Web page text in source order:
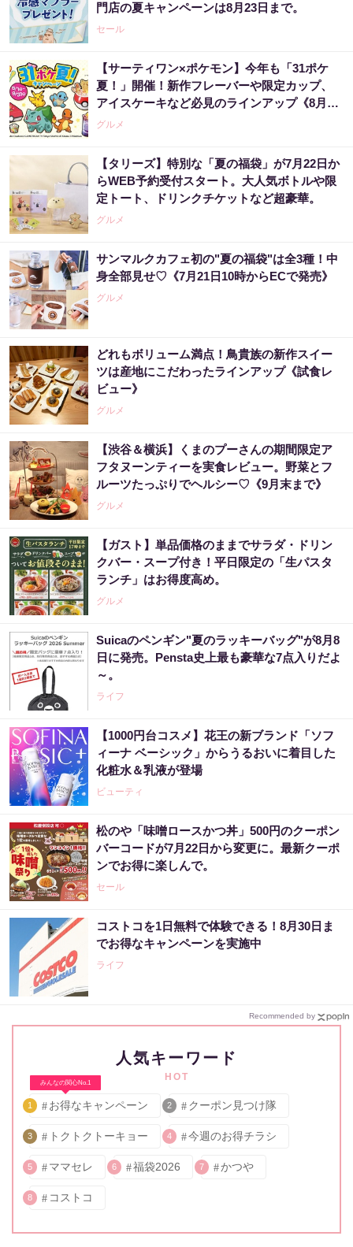
門店の夏キャンペーンは8月23日まで。
セール
【サーティワン×ポケモン】今年も「31ポケ
夏！」開催！新作フレーバーや限定カップ、
アイスケーキなど必見のラインアップ《8月1
日スタート》
グルメ
【タリーズ】特別な「夏の福袋」が7月22日か
らWEB予約受付スタート。大人気ボトルや限
定トート、ドリンクチケットなど超豪華。
グルメ
サンマルクカフェ初の"夏の福袋"は全3種！中
身全部見せ♡《7月21日10時からECで発売》
グルメ
どれもボリューム満点！鳥貴族の新作スイー
ツは産地にこだわったラインアップ《試食レ
ビュー》
グルメ
【渋谷＆横浜】くまのプーさんの期間限定ア
フタヌーンティーを実食レビュー。野菜とフ
ルーツたっぷりでヘルシー♡《9月末まで》
グルメ
【ガスト】単品価格のままでサラダ・ドリン
クバー・スープ付き！平日限定の「生パスタ
ランチ」はお得度高め。
グルメ
Suicaのペンギン"夏のラッキーバッグ"が8月8
日に発売。Pensta史上最も豪華な7点入りだよ
～。
ライフ
【1000円台コスメ】花王の新ブランド「ソフ
ィーナ ベーシック」からうるおいに着目した
化粧水＆乳液が登場
ビューティ
松のや「味噌ロースかつ丼」500円のクーポン
バーコードが7月22日から変更に。最新クーポ
ンでお得に楽しんで。
セール
コストコを1日無料で体験できる！8月30日ま
でお得なキャンペーンを実施中
ライフ
Recommended by
人気キーワード
HOT
みんなの関心No.1
1 お得なキャンペーン 2 クーポン見つけ隊
3 トクトクトーキョー 4 今週のお得チラシ
5 ママセレ 6 福袋2026 7 かつや
8 コストコ